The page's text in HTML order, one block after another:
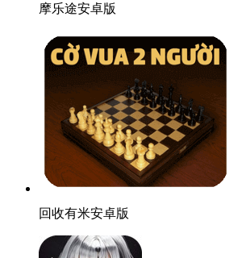
摩乐途安卓版
回收有米安卓版